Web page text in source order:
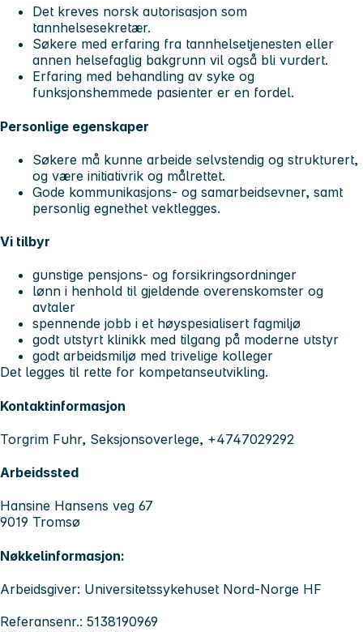
Det kreves norsk autorisasjon som
tannhelsesekretær.
Søkere med erfaring fra tannhelsetjenesten eller
annen helsefaglig bakgrunn vil også bli vurdert.
Erfaring med behandling av syke og
funksjonshemmede pasienter er en fordel.
Personlige egenskaper
Søkere må kunne arbeide selvstendig og strukturert,
og være initiativrik og målrettet.
Gode kommunikasjons- og samarbeidsevner, samt
personlig egnethet vektlegges.
Vi tilbyr
gunstige pensjons- og forsikringsordninger
lønn i henhold til gjeldende overenskomster og
avtaler
spennende jobb i et høyspesialisert fagmiljø
godt utstyrt klinikk med tilgang på moderne utstyr
godt arbeidsmiljø med trivelige kolleger
Det legges til rette for kompetanseutvikling.
Kontaktinformasjon
Torgrim Fuhr, Seksjonsoverlege, +4747029292
Arbeidssted
Hansine Hansens veg 67
9019 Tromsø
Nøkkelinformasjon:
Arbeidsgiver: Universitetssykehuset Nord-Norge HF
Referansenr.: 5138190969